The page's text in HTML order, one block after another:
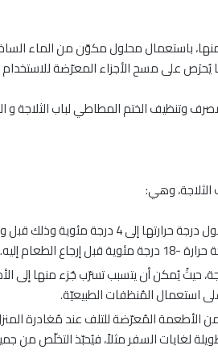
منها، باستعمال محلول مكوّن من
يُحرَص على مسح الأجزاء المعرّضة
وتنظيف الختم المطاطي لباب الثلاجة
الثلاجة، وهي:
إغلاق باب الثلاجة بعد تنظيفها
إليه.
حيثُ يُمكن أن يتسبب تسرّب جُزء منها إلى
استعمال المُنظفات الطبيعيّة.
الأطعمة المُعرّضة للتلف عند مُغادرة
لغايات السفر مثلاً، فيُحبّذ التخلّص من